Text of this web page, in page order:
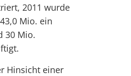
2011 wurde
Mio. ein
30 Mio.
Hinsicht einer